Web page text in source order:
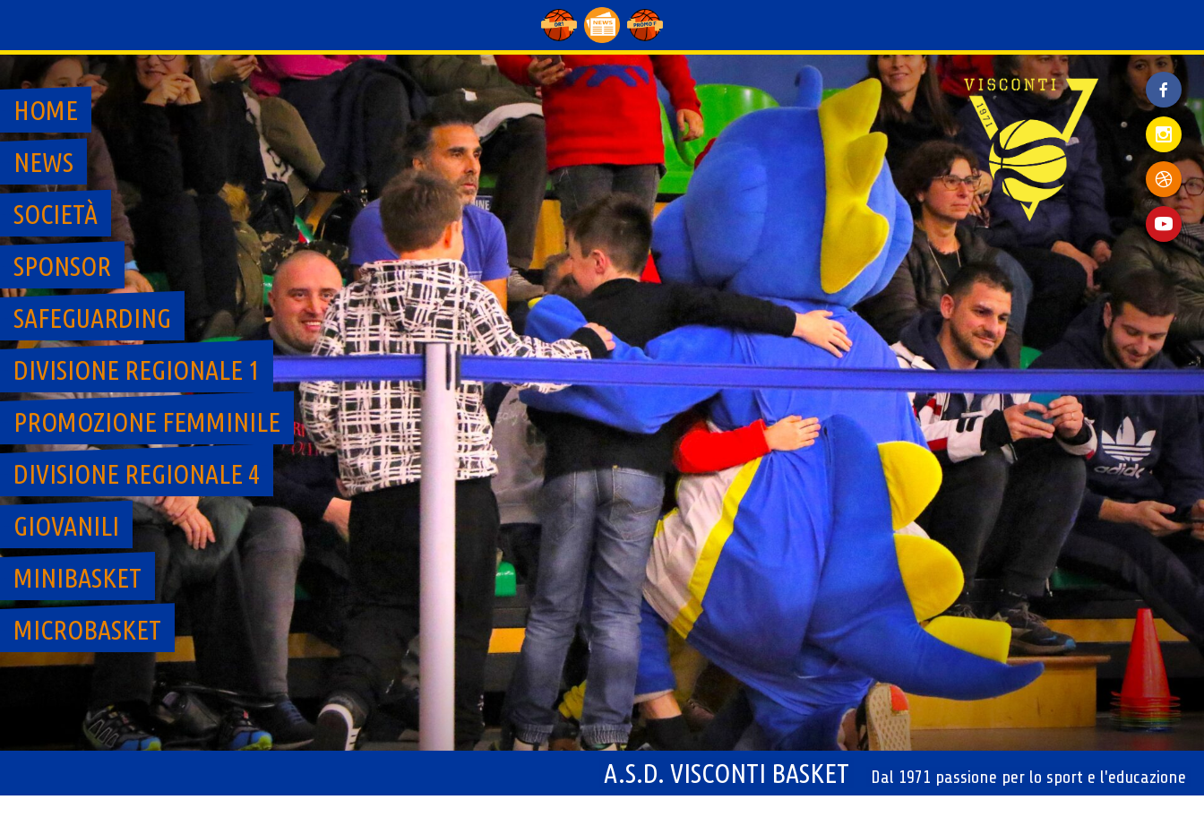
content
A.S.D. VISCONTI BASKET Dal 1971 passione per lo sport e l'educazione
HOME
NEWS
SOCIETÀ
SPONSOR
SAFEGUARDING
DIVISIONE REGIONALE 1
PROMOZIONE FEMMINILE
DIVISIONE REGIONALE 4
GIOVANILI
MINIBASKET
MICROBASKET